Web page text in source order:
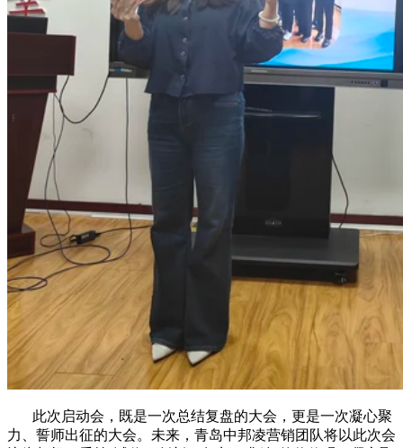
此次启动会，既是一次总结复盘的大会，更是一次凝心聚
力、誓师出征的大会。未来，青岛中邦凌营销团队将以此次会